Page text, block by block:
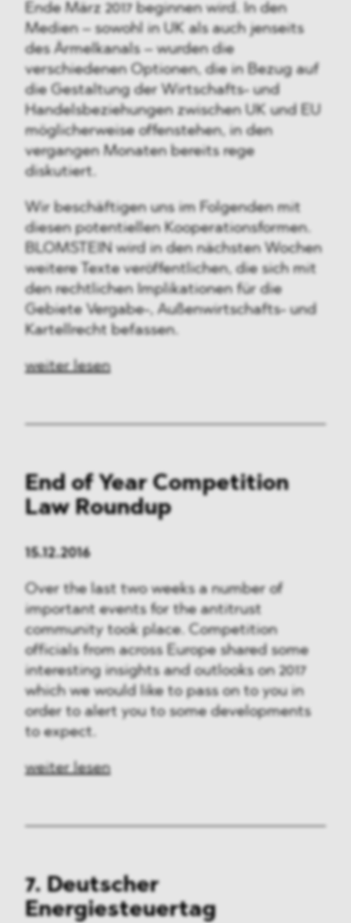
Ende März 2017 beginnen wird. In den
Medien – sowohl in UK als auch jenseits
des Ärmelkanals – wurden die
verschiedenen Optionen, die in Bezug auf
die Gestaltung der Wirtschafts- und
Handelsbeziehungen zwischen UK und EU
möglicherweise offenstehen, in den
vergangen Monaten bereits rege
diskutiert.
Wir beschäftigen uns im Folgenden mit
diesen potentiellen Kooperationsformen.
BLOMSTEIN wird in den nächsten Wochen
weitere Texte veröffentlichen, die sich mit
den rechtlichen Implikationen für die
Gebiete Vergabe-, Außenwirtschafts- und
Kartellrecht befassen.
weiter lesen
End of Year Competition
Law Roundup
15.12.2016
Over the last two weeks a number of
important events for the antitrust
community took place. Competition
officials from across Europe shared some
interesting insights and outlooks on 2017
which we would like to pass on to you in
order to alert you to some developments
to expect.
weiter lesen
7. Deutscher
Energiesteuertag